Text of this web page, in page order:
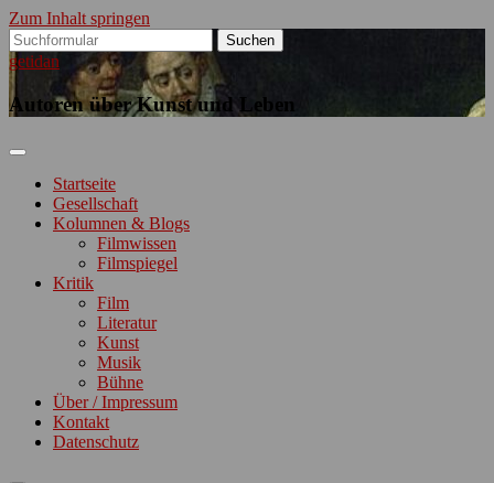
Zum Inhalt springen
Suchen
nach:
getidan
Autoren über Kunst und Leben
Startseite
Gesellschaft
Kolumnen & Blogs
Filmwissen
Filmspiegel
Kritik
Film
Literatur
Kunst
Musik
Bühne
Über / Impressum
Kontakt
Datenschutz